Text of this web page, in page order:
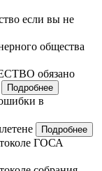
если вы не
общества
обязано
Подробнее
в
Подробнее
ГОСА